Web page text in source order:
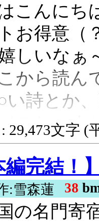
フトx概念
戦国時代
常が正常
語は、
異常世界
ら、異常
ep.209 響
学習・編
, 異世界転生,
んにちば
お得意（
しいなぁ
から読ん
い詩とか
ごちゃま
ばしちゃ
な描写あり, ボ
29,473文字 (
！】貴族だらけの英国寄宿学校
:雪森蓮 38
名門寄宿